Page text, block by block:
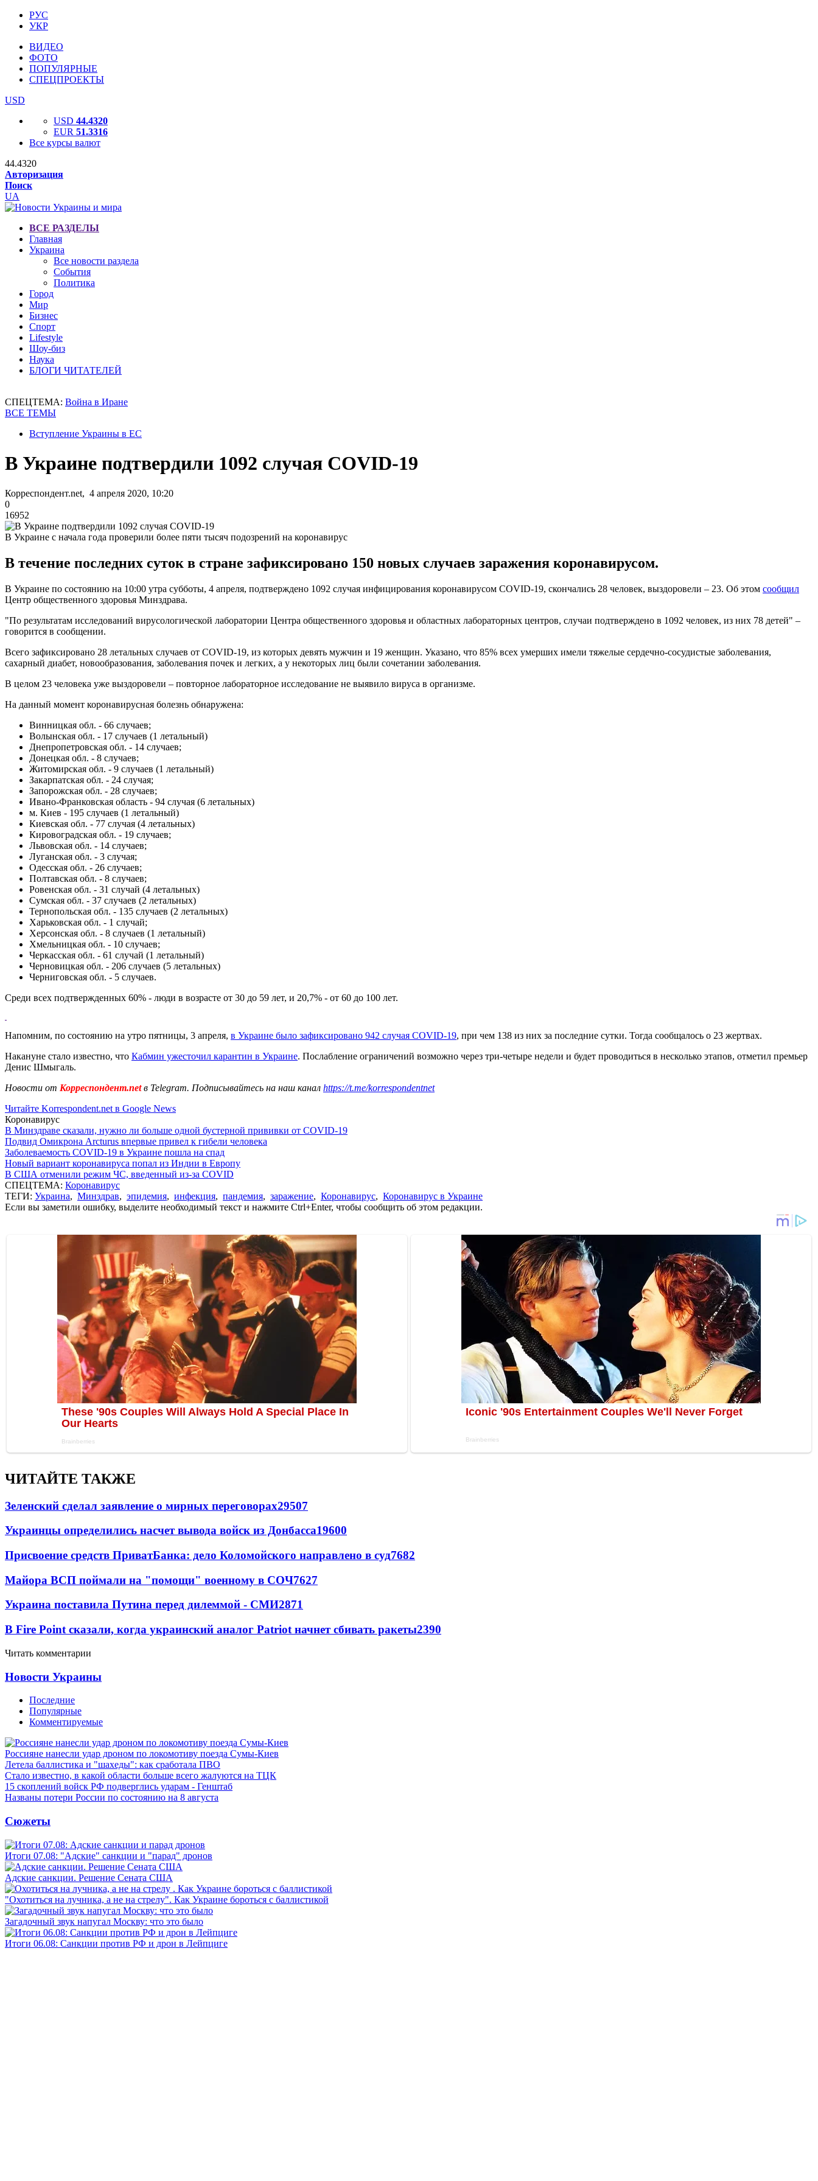
РУС
УКР
ВИДЕО
ФОТО
ПОПУЛЯРНЫЕ
СПЕЦПРОЕКТЫ
USD
USD 44.4320
EUR 51.3316
Все курсы валют
44.4320
Авторизация
Поиск
UA
ВСЕ РАЗДЕЛЫ
Главная
Украина
Все новости раздела
События
Политика
Город
Мир
Бизнес
Спорт
Lifestyle
Шоу-биз
Наука
БЛОГИ ЧИТАТЕЛЕЙ
СПЕЦТЕМА: Война в Иране
ВСЕ ТЕМЫ
Вступление Украины в ЕС
В Украине подтвердили 1092 случая COVID-19
Корреспондент.net, 4 апреля 2020, 10:20
0
16952
В Украине с начала года проверили более пяти тысяч подозрений на коронавирус
В течение последних суток в стране зафиксировано 150 новых случаев заражения коронавирусом.
В Украине по состоянию на 10:00 утра субботы, 4 апреля, подтверждено 1092 случая инфицирования коронавирусом COVID-19, скончались 28 человек, выздоровели – 23. Об этом сообщил
Центр общественного здоровья Минздрава.
"По результатам исследований вирусологической лаборатории Центра общественного здоровья и областных лабораторных центров, случаи подтверждено в 1092 человек, из них 78 детей" –
говорится в сообщении.
Всего зафиксировано 28 летальных случаев от COVID-19, из которых девять мужчин и 19 женщин. Указано, что 85% всех умерших имели тяжелые сердечно-сосудистые заболевания,
сахарный диабет, новообразования, заболевания почек и легких, а у некоторых лиц были сочетании заболевания.
В целом 23 человека уже выздоровели – повторное лабораторное исследование не выявило вируса в организме.
На данный момент коронавирусная болезнь обнаружена:
Винницкая обл. - 66 случаев;
Волынская обл. - 17 случаев (1 летальный)
Днепропетровская обл. - 14 случаев;
Донецкая обл. - 8 случаев;
Житомирская обл. - 9 случаев (1 летальный)
Закарпатская обл. - 24 случая;
Запорожская обл. - 28 случаев;
Ивано-Франковская область - 94 случая (6 летальных)
м. Киев - 195 случаев (1 летальный)
Киевская обл. - 77 случая (4 летальных)
Кировоградская обл. - 19 случаев;
Львовская обл. - 14 случаев;
Луганская обл. - 3 случая;
Одесская обл. - 26 случаев;
Полтавская обл. - 8 случаев;
Ровенская обл. - 31 случай (4 летальных)
Сумская обл. - 37 случаев (2 летальных)
Тернопольская обл. - 135 случаев (2 летальных)
Харьковская обл. - 1 случай;
Херсонская обл. - 8 случаев (1 летальный)
Хмельницкая обл. - 10 случаев;
Черкасская обл. - 61 случай (1 летальный)
Черновицкая обл. - 206 случаев (5 летальных)
Черниговская обл. - 5 случаев.
Среди всех подтвержденных 60% - люди в возрасте от 30 до 59 лет, и 20,7% - от 60 до 100 лет.
Напомним, по состоянию на утро пятницы, 3 апреля, в Украине было зафиксировано 942 случая COVID-19, при чем 138 из них за последние сутки. Тогда сообщалось о 23 жертвах.
Накануне стало известно, что Кабмин ужесточил карантин в Украине. Послабление ограничений возможно через три-четыре недели и будет проводиться в несколько этапов, отметил премьер
Денис Шмыгаль.
Новости от Корреспондент.netв Telegram. Подписывайтесь на наш канал https://t.me/korrespondentnet
Читайте Korrespondent.net в Google News
Коронавирус
В Минздраве сказали, нужно ли больше одной бустерной прививки от COVID-19
Подвид Омикрона Arcturus впервые привел к гибели человека
Заболеваемость COVID-19 в Украине пошла на спад
Новый вариант коронавируса попал из Индии в Европу
В США отменили режим ЧС, введенный из-за COVID
СПЕЦТЕМА: Коронавирус
ТЕГИ: Украина, Минздрав, эпидемия, инфекция, пандемия, заражение, Коронавирус, Коронавирус в Украине
Если вы заметили ошибку, выделите необходимый текст и нажмите Ctrl+Enter, чтобы сообщить об этом редакции.
ЧИТАЙТЕ ТАКЖЕ
Зеленский сделал заявление о мирных переговорах29507
Украинцы определились насчет вывода войск из Донбасса19600
Присвоение средств ПриватБанка: дело Коломойского направлено в суд7682
Майора ВСП поймали на "помощи" военному в СОЧ7627
Украина поставила Путина перед дилеммой - СМИ2871
В Fire Point сказали, когда украинский аналог Patriot начнет сбивать ракеты2390
Читать комментарии
Новости Украины
Последние
Популярные
Комментируемые
Россияне нанесли удар дроном по локомотиву поезда Сумы-Киев
Летела баллистика и "шахеды": как сработала ПВО
Стало известно, в какой области больше всего жалуются на ТЦК
15 скоплений войск РФ подверглись ударам - Генштаб
Названы потери России по состоянию на 8 августа
Сюжеты
Итоги 07.08: "Адские" санкции и "парад" дронов
Адские санкции. Решение Сената США
"Охотиться на лучника, а не на стрелу". Как Украине бороться с баллистикой
Загадочный звук напугал Москву: что это было
Итоги 06.08: Санкции против РФ и дрон в Лейпциге